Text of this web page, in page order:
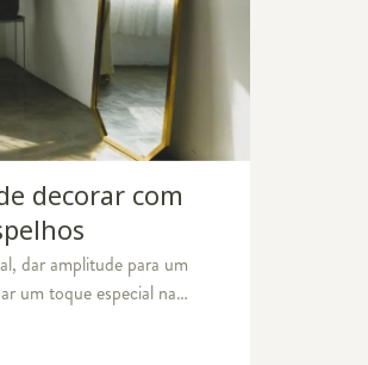
decorar com
dar amplitude para um
um toque especial na
estão em praticamente todas
não se rendeu aos charmes